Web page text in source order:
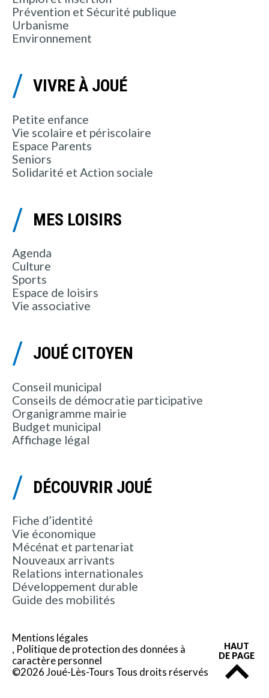
Prévention et Sécurité publique
Urbanisme
Environnement
VIVRE À JOUÉ
Petite enfance
Vie scolaire et périscolaire
Espace Parents
Seniors
Solidarité et Action sociale
MES LOISIRS
Agenda
Culture
Sports
Espace de loisirs
Vie associative
JOUÉ CITOYEN
Conseil municipal
Conseils de démocratie participative
Organigramme mairie
Budget municipal
Affichage légal
DÉCOUVRIR JOUÉ
Fiche d’identité
Vie économique
Mécénat et partenariat
Nouveaux arrivants
Relations internationales
Développement durable
Guide des mobilités
Mentions légales
Politique de protection des données à
caractère personnel
©2026 Joué-Lès-Tours Tous droits réservés
HAUT
DE PAGE